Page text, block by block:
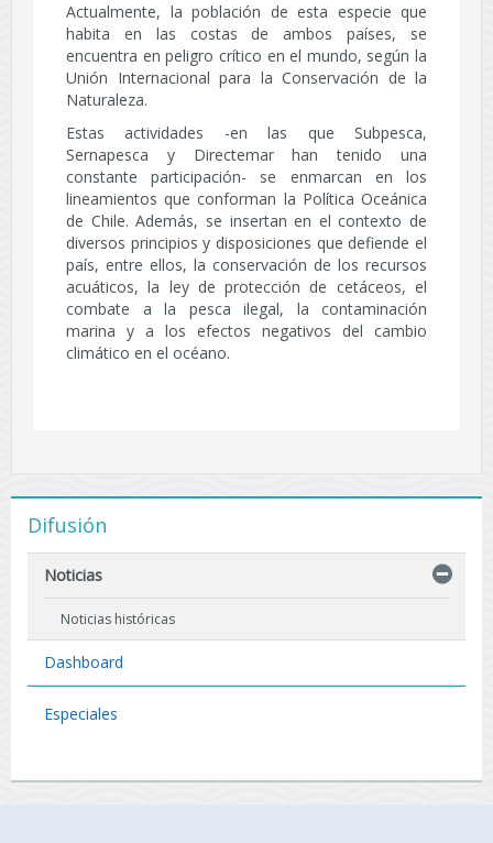
Actualmente, la población de esta especie que
habita en las costas de ambos países, se
encuentra en peligro crítico en el mundo, según la
Unión Internacional para la Conservación de la
Naturaleza.
Estas actividades -en las que Subpesca,
Sernapesca y Directemar han tenido una
constante participación- se enmarcan en los
lineamientos que conforman la Política Oceánica
de Chile. Además, se insertan en el contexto de
diversos principios y disposiciones que defiende el
país, entre ellos, la conservación de los recursos
acuáticos, la ley de protección de cetáceos, el
combate a la pesca ilegal, la contaminación
marina y a los efectos negativos del cambio
climático en el océano.
Difusión
Noticias
Noticias históricas
Dashboard
Especiales